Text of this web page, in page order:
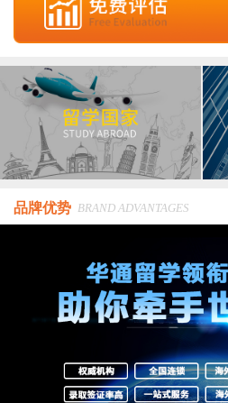
品牌优势 BRAND ADVANTAGES